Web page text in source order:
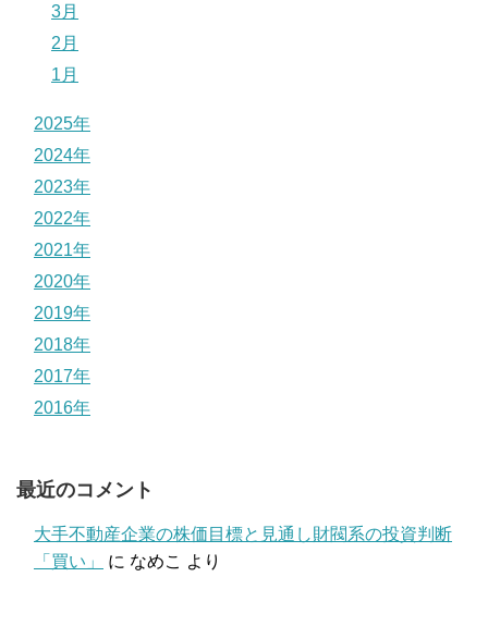
3月
2月
1月
2025年
2024年
2023年
2022年
2021年
2020年
2019年
2018年
2017年
2016年
最近のコメント
大手不動産企業の株価目標と見通し財閥系の投資判断
「買い」
に なめこ より